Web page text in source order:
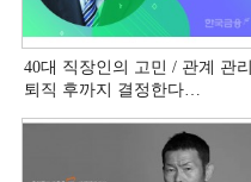
40대 직장인의 고민 / 관계 관리,
퇴직 후까지 결정한다